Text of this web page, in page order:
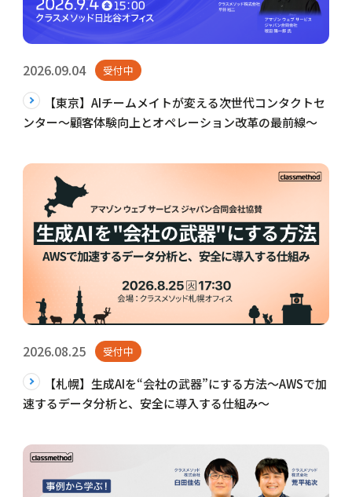
2026.09.04 受付中
【東京】AIチームメイトが変える次世代コンタクトセ
ンター～顧客体験向上とオペレーション改革の最前線～
2026.08.25 受付中
【札幌】生成AIを“会社の武器”にする方法〜AWSで加
速するデータ分析と、安全に導入する仕組み〜